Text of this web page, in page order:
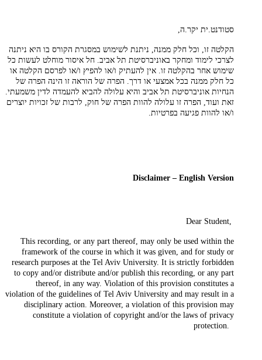
סטודנט.ית יקר.ה,
הקלטה זו, וכל חלק ממנה, ניתנת לשימוש במסגרת הקורס בו היא ניתנה
לצרכי לימוד ומחקר באוניברסיטת תל אביב. חל איסור מוחלט לעשות כל
שימוש אחר בהקלטה זו. אין להעתיק ו/או להפיץ ו/או לפרסם הקלטה או
כל חלק ממנה בכל אמצעי או דרך. הפרה של הוראה זו הינה הפרה של
הנחיות אוניברסיטת תל אביב והיא עלולה להביא להעמדה לדין משמעתי.
זאת ועוד, הפרה זו עלולה להוות הפרה של חוק, לרבות של זכויות יוצרים
ו/או להוות פגיעה בפרטיות.
Disclaimer – English Version
Dear Student,
This recording, or any part thereof, may only be used within the
framework of the course in which it was given, and for study or
research purposes at the Tel Aviv University. It is strictly forbidden
to copy and/or distribute and/or publish this recording, or any part
thereof, in any way. Violation of this provision constitutes a
violation of the guidelines of Tel Aviv University and may result in a
disciplinary action. Moreover, a violation of this provision may
constitute a violation of copyright and/or the laws of privacy
protection.